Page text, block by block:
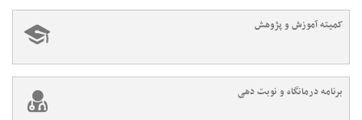
کمیته آموزش و پژوهش
برنامه درمانگاه و نوبت دهی